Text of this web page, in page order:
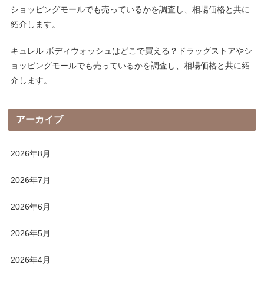
ショッピングモールでも売っているかを調査し、相場価格と共に
紹介します。
キュレル ボディウォッシュはどこで買える？ドラッグストアやシ
ョッピングモールでも売っているかを調査し、相場価格と共に紹
介します。
アーカイブ
2026年8月
2026年7月
2026年6月
2026年5月
2026年4月